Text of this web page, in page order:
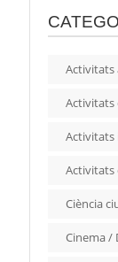
Activitats
Activitats
Activitats
Activitats
Ciència
Cinema /